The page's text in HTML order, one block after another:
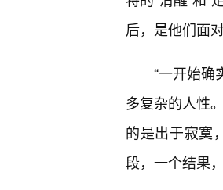
后，是他们面
“一开始确
多复杂的人性
的是出于寂寞
段，一个结果